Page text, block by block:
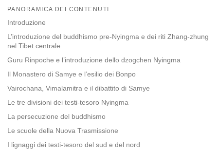
on
PANORAMICA DEI CONTENUTI
Introduzione
L’introduzione del buddhismo pre-Nyingma e dei riti Zhang-zhung
nel Tibet centrale
Guru Rinpoche e l’introduzione dello dzogchen Nyingma
Il Monastero di Samye e l’esilio dei Bonpo
Vairochana, Vimalamitra e il dibattito di Samye
Le tre divisioni dei testi-tesoro Nyingma
La persecuzione del buddhismo
Le scuole della Nuova Trasmissione
I lignaggi dei testi-tesoro del sud e del nord